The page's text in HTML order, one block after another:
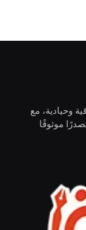
وحيادية، مع
موثوقًا